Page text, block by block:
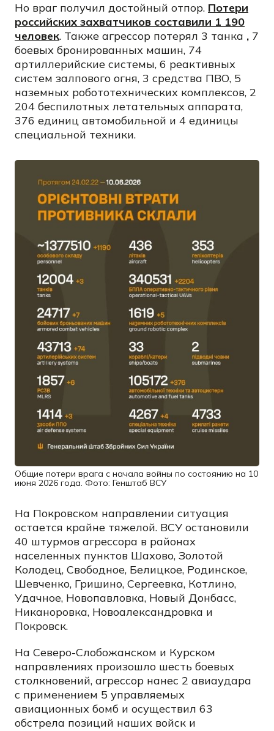
Но враг получил достойный отпор. Потери
российских захватчиков составили 1 190
человек. Также агрессор потерял 3 танка , 7
боевых бронированных машин, 74
артиллерийские системы, 6 реактивных
систем залпового огня, 3 средства ПВО, 5
наземных робототехнических комплексов, 2
204 беспилотных летательных аппарата,
376 единиц автомобильной и 4 единицы
специальной техники.
Общие потери врага с начала войны по состоянию на 10
июня 2026 года. Фото: Генштаб ВСУ
На Покровском направлении ситуация
остается крайне тяжелой. ВСУ остановили
40 штурмов агрессора в районах
населенных пунктов Шахово, Золотой
Колодец, Свободное, Белицкое, Родинское,
Шевченко, Гришино, Сергеевка, Котлино,
Удачное, Новопавловка, Новый Донбасс,
Никаноровка, Новоалександровка и
Покровск.
На Северо-Слобожанском и Курском
направлениях произошло шесть боевых
столкновений, агрессор нанес 2 авиаудара
с применением 5 управляемых
авиационных бомб и осуществил 63
обстрела позиций наших войск и